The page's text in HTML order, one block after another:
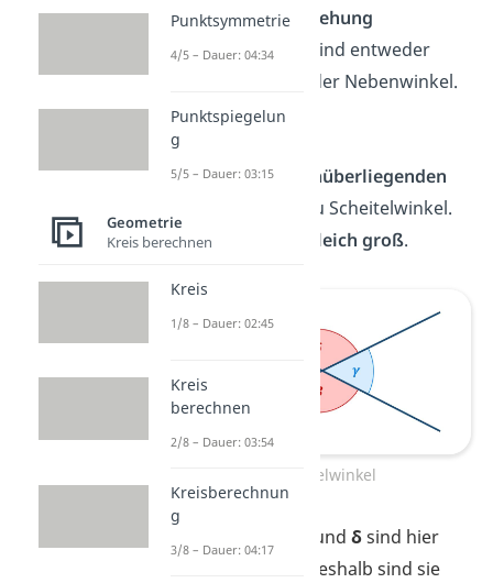
besonderen Beziehung
zueinander: Sie sind entweder
Scheitelwinkel oder Nebenwinkel.
Scheitelwinkel
Die jeweilsgegenüberliegenden
nennst du Scheitelwinkel.
Siesind immer gleich groß.
Scheitelwinkel
und δsind hier
Scheitelwinkel. Deshalb sind sie
Punktsymmetrie
4/5 – Dauer: 04:34
Punktspiegelun
g
5/5 – Dauer: 03:15
Geometrie
Kreis berechnen
Kreis
1/8 – Dauer: 02:45
Kreis
berechnen
2/8 – Dauer: 03:54
Kreisberechnun
g
3/8 – Dauer: 04:17